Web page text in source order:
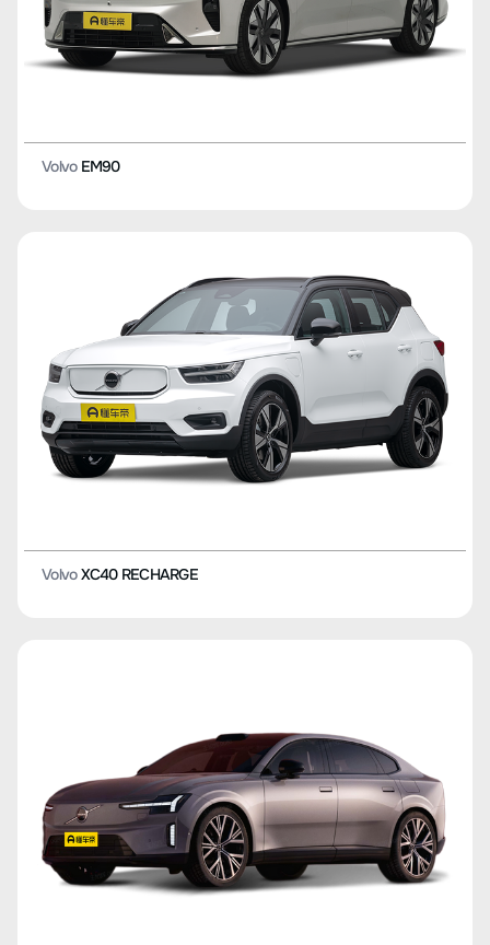
VolvoEM90
VolvoXC40 RECHARGE